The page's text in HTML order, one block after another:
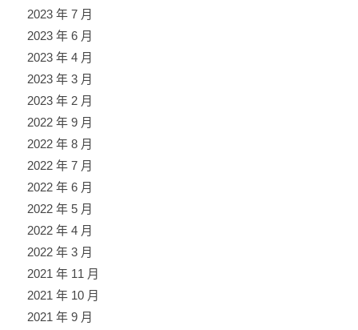
2023 年 7 月
2023 年 6 月
2023 年 4 月
2023 年 3 月
2023 年 2 月
2022 年 9 月
2022 年 8 月
2022 年 7 月
2022 年 6 月
2022 年 5 月
2022 年 4 月
2022 年 3 月
2021 年 11 月
2021 年 10 月
2021 年 9 月